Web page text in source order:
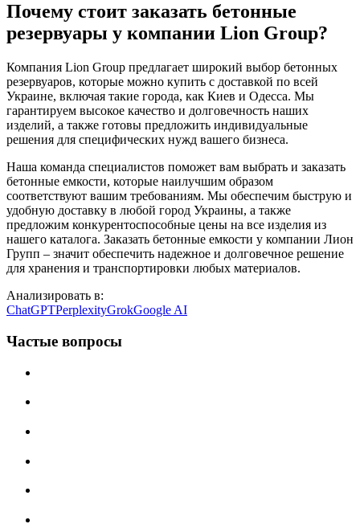
Почему стоит заказать бетонные
резервуары у компании Lion Group?
Компания Lion Group предлагает широкий выбор бетонных
резервуаров, которые можно купить с доставкой по всей
Украине, включая такие города, как Киев и Одесса. Мы
гарантируем высокое качество и долговечность наших
изделий, а также готовы предложить индивидуальные
решения для специфических нужд вашего бизнеса.
Наша команда специалистов поможет вам выбрать и заказать
бетонные емкости, которые наилучшим образом
соответствуют вашим требованиям. Мы обеспечим быструю и
удобную доставку в любой город Украины, а также
предложим конкурентоспособные цены на все изделия из
нашего каталога. Заказать бетонные емкости у компании Лион
Групп – значит обеспечить надежное и долговечное решение
для хранения и транспортировки любых материалов.
Анализировать в:
ChatGPTPerplexityGrokGoogle AI
Частые вопросы